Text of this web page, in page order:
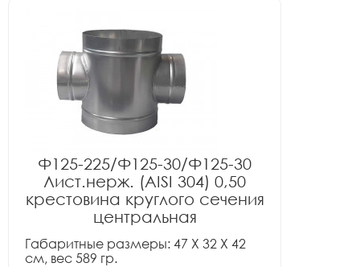
Ф125-225/Ф125-30/Ф125-30
Лист.нерж. (AISI 304) 0,50
крестовина круглого сечения
центральная
Габаритные размеры: 47 X 32 X 42
см, вес 589 гр.